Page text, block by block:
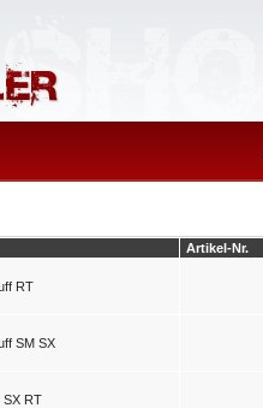
Artikel-Nr.
RT
SM SX
SX RT